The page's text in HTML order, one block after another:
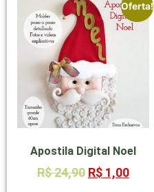
Oferta!
Apostila Digital Noel
R$24,90 R$1,00